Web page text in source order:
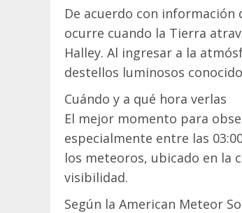
De acuerdo con información
ocurre cuando la Tierra
Halley. Al ingresar a la
destellos luminosos
Cuándo y a qué hora verlas
El mejor momento para
especialmente entre las
los meteoros, ubicado en la
visibilidad.
Según la American Meteor